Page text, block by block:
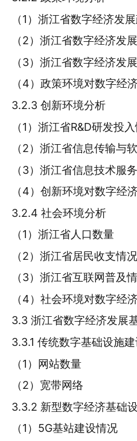
（1）浙江省数字经济发
（2）浙江省数字经济发
（3）浙江省数字经济发
（4）政策环境对数字经
3.2.3 创新环境分析
（1）浙江省R&D研发投
（2）浙江省信息传输与
（3）浙江省信息技术服
（4）创新环境对数字经
3.2.4 社会环境分析
（1）浙江省人口数量
（2）浙江省居民收支情况
（3）浙江省互联网普及
（4）社会环境对数字经
3.3 浙江省数字经济发展
3.3.1 传统数字基础设施
（1）网站数量
（2）宽带网络
3.3.2 新型数字经济基础
（1）5G基站建设情况